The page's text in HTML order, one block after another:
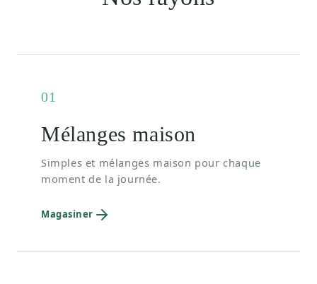
01
Mélanges maison
Simples et mélanges maison pour chaque
moment de la journée.
Magasiner